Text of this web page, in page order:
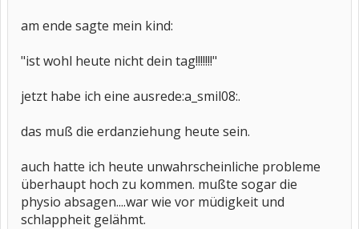
am ende sagte mein kind:
"ist wohl heute nicht dein tag!!!!!!!"
jetzt habe ich eine ausrede:a_smil08:.
das muß die erdanziehung heute sein.
auch hatte ich heute unwahrscheinliche probleme
überhaupt hoch zu kommen. mußte sogar die
physio absagen....war wie vor müdigkeit und
schlappheit gelähmt.